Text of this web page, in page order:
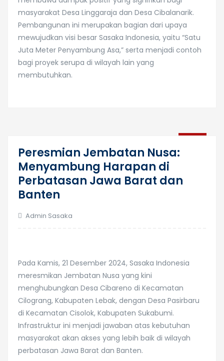
masyarakat Desa Linggaraja dan Desa Cibalanarik.
Pembangunan ini merupakan bagian dari upaya
mewujudkan visi besar Sasaka Indonesia, yaitu “Satu
Juta Meter Penyambung Asa,” serta menjadi contoh
bagi proyek serupa di wilayah lain yang
membutuhkan.
Peresmian Jembatan Nusa:
Menyambung Harapan di
Perbatasan Jawa Barat dan
Banten
Admin Sasaka
Pada Kamis, 21 Desember 2024, Sasaka Indonesia
meresmikan Jembatan Nusa yang kini
menghubungkan Desa Cibareno di Kecamatan
Cilograng, Kabupaten Lebak, dengan Desa Pasirbaru
di Kecamatan Cisolok, Kabupaten Sukabumi.
Infrastruktur ini menjadi jawaban atas kebutuhan
masyarakat akan akses yang lebih baik di wilayah
perbatasan Jawa Barat dan Banten.